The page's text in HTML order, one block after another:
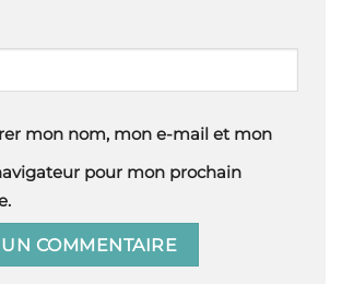
mon nom, mon e-mail et mon
pour mon prochain